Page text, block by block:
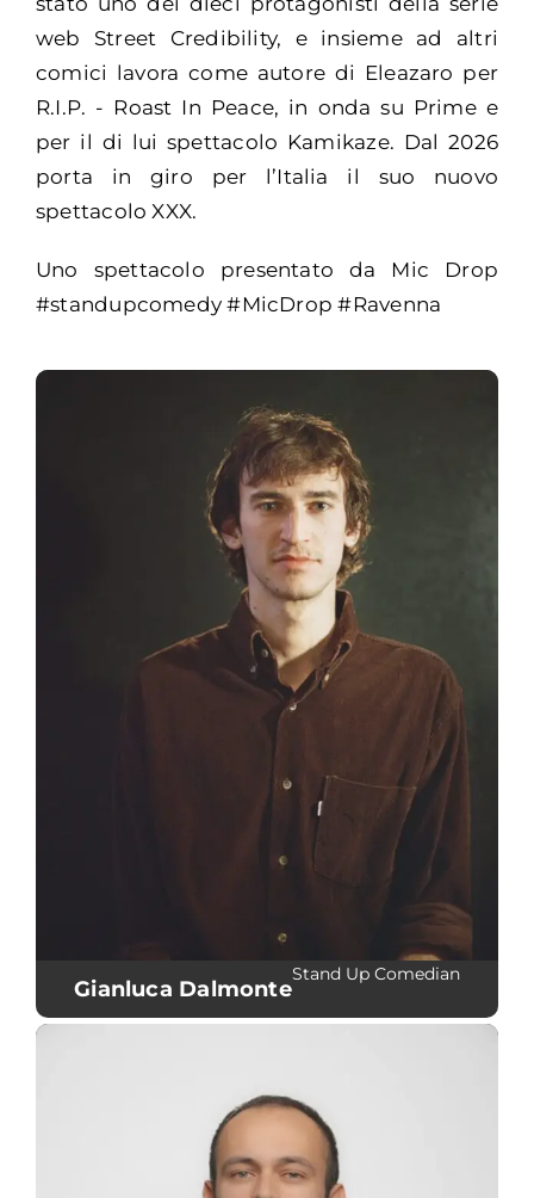
web Street Credibility, e insieme ad altri
comici lavora come autore di Eleazaro per
R.I.P. - Roast In Peace, in onda su Prime e
per il di lui spettacolo Kamikaze. Dal 2026
porta in giro per l’Italia il suo nuovo
spettacolo XXX.
Uno spettacolo presentato da Mic Drop
#standupcomedy #MicDrop #Ravenna
Gianluca Dalmonte
Stand Up Comedian